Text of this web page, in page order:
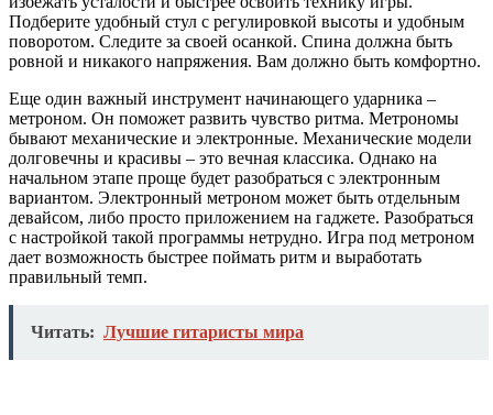
Подберите удобный стул с регулировкой высоты и удобным
поворотом. Следите за своей осанкой. Спина должна быть
ровной и никакого напряжения. Вам должно быть комфортно.
Еще один важный инструмент начинающего ударника –
метроном. Он поможет развить чувство ритма. Метрономы
бывают механические и электронные. Механические модели
долговечны и красивы – это вечная классика. Однако на
начальном этапе проще будет разобраться с электронным
вариантом. Электронный метроном может быть отдельным
девайсом, либо просто приложением на гаджете. Разобраться
с настройкой такой программы нетрудно. Игра под метроном
дает возможность быстрее поймать ритм и выработать
правильный темп.
Читать: Лучшие гитаристы мира